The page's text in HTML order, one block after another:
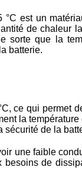
est un
de chaleur
sorte que la
batterie.
ce qui permet
la
de la
une faible
de